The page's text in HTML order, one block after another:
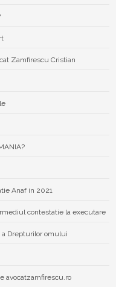
Zamfirescu Cristian
Anaf in 2021
contestatie la executare
a Drepturilor omului
avocatzamfirescu.ro